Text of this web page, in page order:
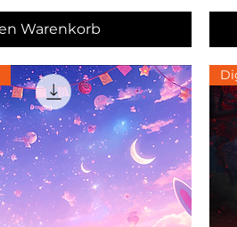
Warenkorb